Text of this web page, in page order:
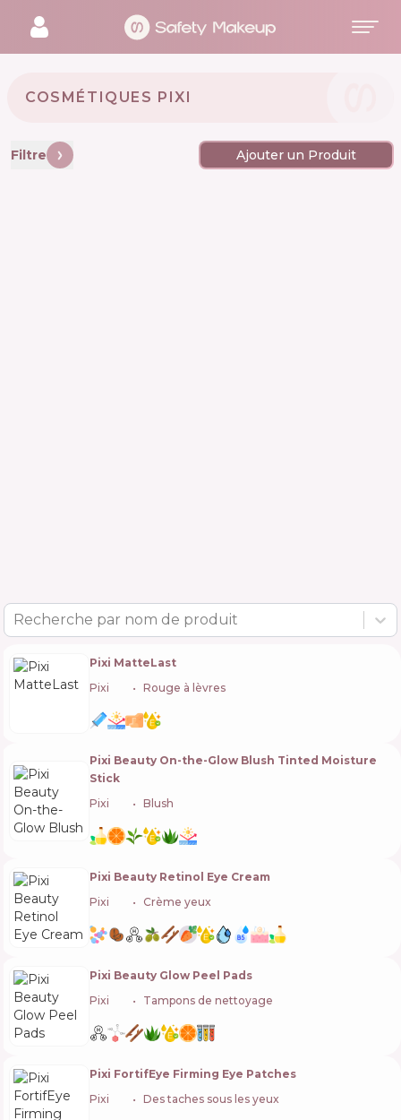
COSMÉTIQUES PIXI 🇬🇧
Filtre Ajouter un Produit
Recherche par nom de produit
Pixi MatteLast
Pixi
Rouge à lèvres
Pixi Beauty On-the-Glow Blush Tinted Moisture
Stick
Pixi
Blush
Pixi Beauty Retinol Eye Cream
Pixi
Crème yeux
Pixi Beauty Glow Peel Pads
Pixi
Tampons de nettoyage
Pixi FortifEye Firming Eye Patches
Pixi
Des taches sous les yeux